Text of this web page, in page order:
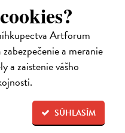
Artforum
a meranie
a zaistenie vášho
SÚHLASÍM
dobro, pokud
odborných článků do
kolegové, nebo vypouštění